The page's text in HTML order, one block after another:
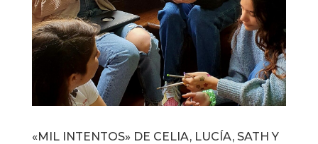
«MIL INTENTOS» DE CELIA, LUCÍA, SATH Y